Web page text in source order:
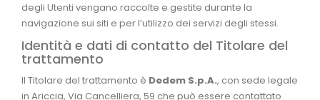
degli Utenti vengano raccolte e gestite durante la
navigazione sui siti e per l’utilizzo dei servizi degli stessi.
Identità e dati di contatto del Titolare del
trattamento
Il Titolare del trattamento è Dedem S.p.A., con sede legale
in Ariccia, Via Cancelliera, 59 che può essere contattato